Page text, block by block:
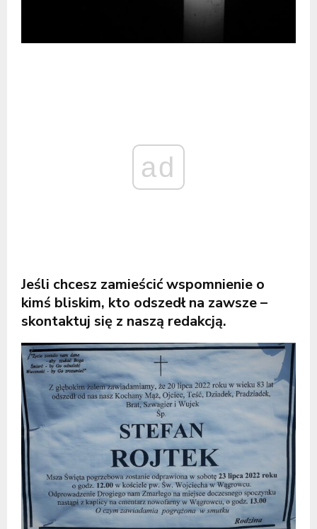
ad
Jeśli chcesz zamieścić wspomnienie o
kimś bliskim, kto odszedł na zawsze –
skontaktuj się z naszą redakcją.